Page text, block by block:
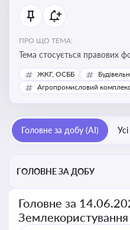
ПРО ЩО ТЕМА:
Тема стосується правових
землею, зокрема умов
користування земельними
ЖКГ, ОСББ
Агропромисловий
Головне за добу (AI)
ГОЛОВНЕ ЗА ДОБУ
Головне за
Землекористування